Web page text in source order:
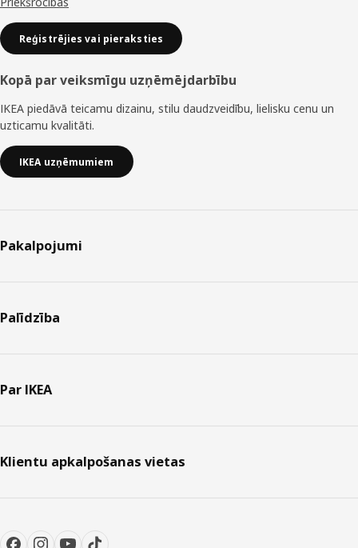
Reģistrējies vai pieraksties
Kopā par veiksmīgu uzņēmējdarbību
IKEA piedāvā teicamu dizainu, stilu daudzveidību, lielisku cenu un
uzticamu kvalitāti.
IKEA uzņēmumiem
Pakalpojumi
Palīdzība
Par IKEA
Klientu apkalpošanas vietas